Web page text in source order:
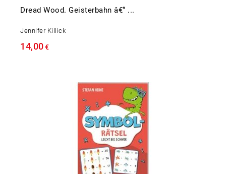
Dread Wood. Geisterbahn â€“ ...
Jennifer Killick
14,00€